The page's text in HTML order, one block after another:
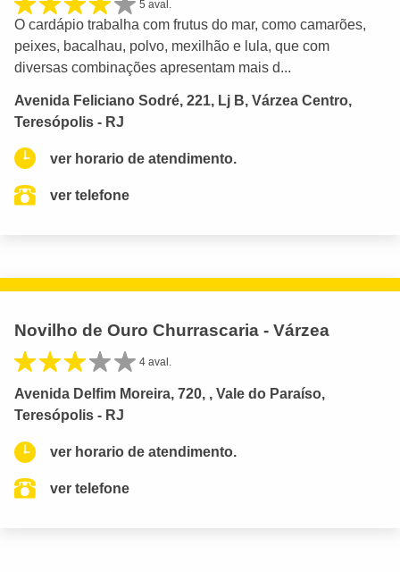
5 aval.
O cardápio trabalha com frutus do mar, como camarões,
peixes, bacalhau, polvo, mexilhão e lula, que com
diversas combinações apresentam mais d...
Avenida Feliciano Sodré, 221, Lj B, Várzea Centro,
Teresópolis - RJ
ver horario de atendimento.
ver telefone
Novilho de Ouro Churrascaria - Várzea
4 aval.
Avenida Delfim Moreira, 720, , Vale do Paraíso,
Teresópolis - RJ
ver horario de atendimento.
ver telefone